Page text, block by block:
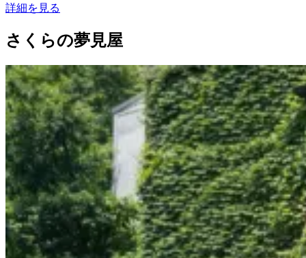
詳細を見る
さくらの夢見屋